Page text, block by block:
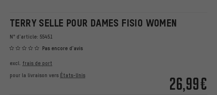
TERRY SELLE POUR DAMES FISIO WOMEN
N° d'article: 55451
Pas encore d'avis
26,99€
excl. frais de port
pour la livraison vers États-Unis